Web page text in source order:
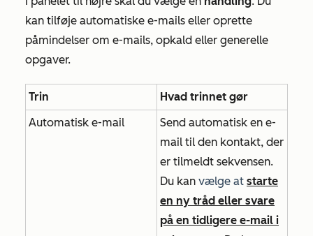
kan tilføje automatiske e-mails eller oprette
påmindelser om e-mails, opkald eller generelle
opgaver.
Trin
Hvad trinnet gør
Automatisk e-mail
Send automatisk en e-
mail til den kontakt, der
er tilmeldt sekvensen.
Du kan vælge at starte
en ny tråd eller svare
på en tidligere e-mail i